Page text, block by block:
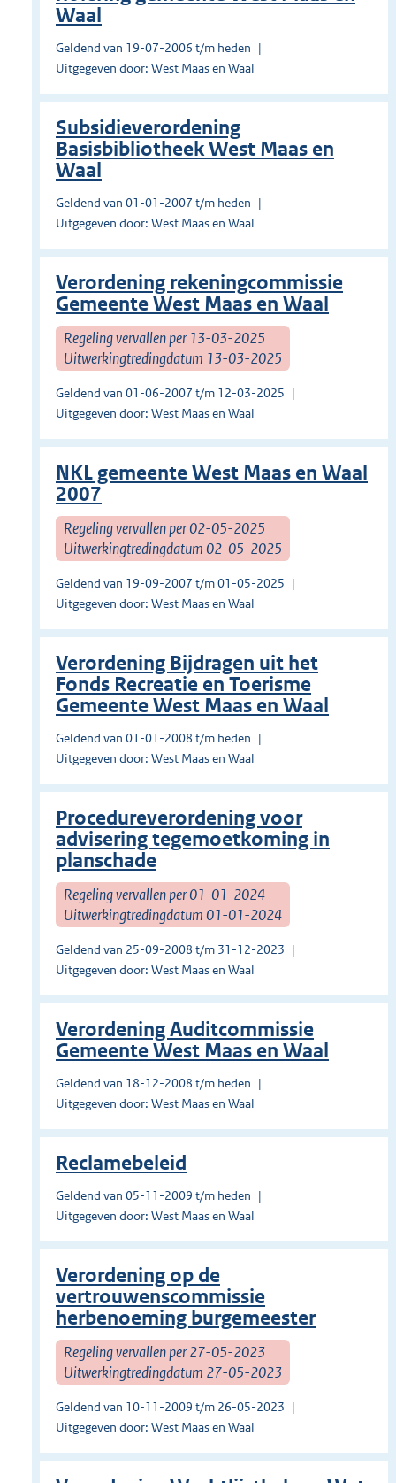
Waal
Geldend van 19-07-2006 t/m heden
Uitgegeven door: West Maas en Waal
Subsidieverordening
Basisbibliotheek West Maas en
Waal
Geldend van 01-01-2007 t/m heden
Uitgegeven door: West Maas en Waal
Verordening rekeningcommissie
Gemeente West Maas en Waal
Regeling vervallen per 13-03-2025
Uitwerkingtredingdatum 13-03-2025
Geldend van 01-06-2007 t/m 12-03-2025
Uitgegeven door: West Maas en Waal
NKL gemeente West Maas en Waal
2007
Regeling vervallen per 02-05-2025
Uitwerkingtredingdatum 02-05-2025
Geldend van 19-09-2007 t/m 01-05-2025
Uitgegeven door: West Maas en Waal
Verordening Bijdragen uit het
Fonds Recreatie en Toerisme
Gemeente West Maas en Waal
Geldend van 01-01-2008 t/m heden
Uitgegeven door: West Maas en Waal
Procedureverordening voor
advisering tegemoetkoming in
planschade
Regeling vervallen per 01-01-2024
Uitwerkingtredingdatum 01-01-2024
Geldend van 25-09-2008 t/m 31-12-2023
Uitgegeven door: West Maas en Waal
Verordening Auditcommissie
Gemeente West Maas en Waal
Geldend van 18-12-2008 t/m heden
Uitgegeven door: West Maas en Waal
Reclamebeleid
Geldend van 05-11-2009 t/m heden
Uitgegeven door: West Maas en Waal
Verordening op de
vertrouwenscommissie
herbenoeming burgemeester
Regeling vervallen per 27-05-2023
Uitwerkingtredingdatum 27-05-2023
Geldend van 10-11-2009 t/m 26-05-2023
Uitgegeven door: West Maas en Waal